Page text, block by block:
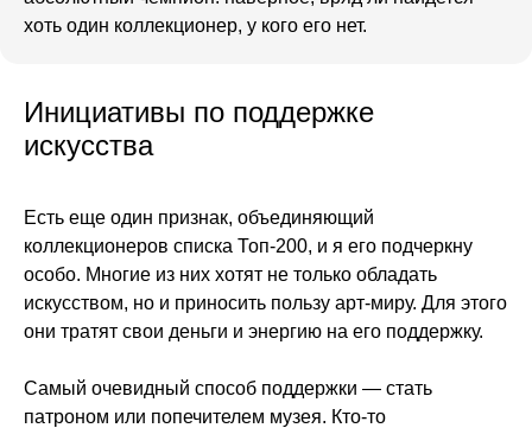
хоть один коллекционер, у кого его нет.
Инициативы по поддержке
искусства
Есть еще один признак, объединяющий
коллекционеров списка Топ-200, и я его подчеркну
особо. Многие из них хотят не только обладать
искусством, но и приносить пользу арт-миру. Для этого
они тратят свои деньги и энергию на его поддержку.
Самый очевидный способ поддержки — стать
патроном или попечителем музея. Кто-то